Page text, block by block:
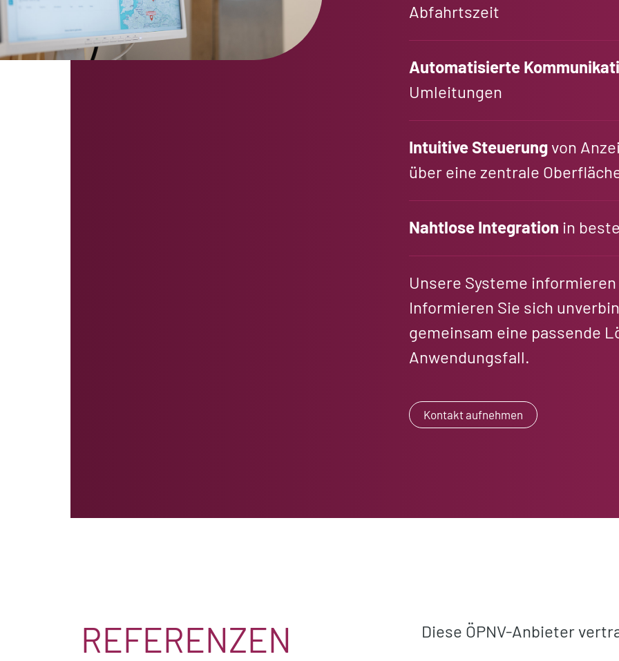
Abfahrtszeit
Automatisierte
Umleitungen
Intuitive Steuerung von
über eine zentrale
Nahtlose Integration in
Unsere Systeme
Informieren Sie sich
gemeinsam eine passende
Anwendungsfall.
Kontakt aufnehmen
REFERENZEN Diese ÖPNV-Anbieter